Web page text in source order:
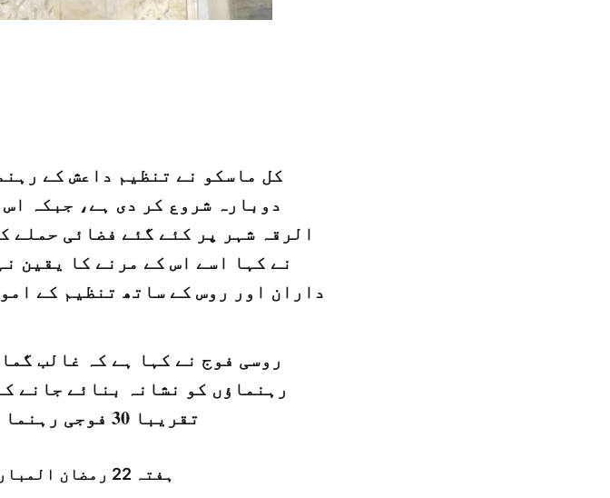
کل ماسکو نے تنظیم داعش کے
دوبارہ شروع کر دی ہے، جبکہ
الرقہ شہر پر کئے گئے فضائی حملے
نے کہا اسے اس کے مرنے کا یقین
داران اور روس کے ساتھ تنظیم کے
رہنماؤں کو نشانہ بنائے جانے
تقریبا 30 فوجی رہنما اور تقریبا 300 جنگجو مارے گئے تھے۔
ہفتہ 22 رمضان المبارک 1438 ہجری­ 17 جون 2017ء شمارہ: (14081)